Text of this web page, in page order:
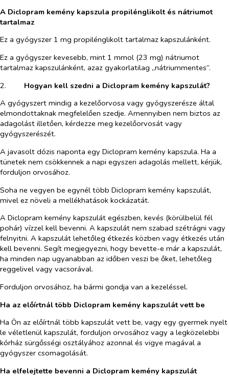
A Diclopram kemény kapszula propilénglikolt és nátriumot
tartalmaz
Ez a gyógyszer 1 mg propilénglikolt tartalmaz kapszulánként.
Ez a gyógyszer kevesebb, mint 1 mmol (23 mg) nátriumot
tartalmaz kapszulánként, azaz gyakorlatilag „nátriummentes”.
2.​
Hogyan kell szedni a Diclopram kemény kapszulát?
A gyógyszert mindig a kezelőorvosa vagy gyógyszerésze által
elmondottaknak megfelelően szedje. Amennyiben nem biztos az
adagolást illetően, kérdezze meg kezelőorvosát vagy
gyógyszerészét.
A javasolt dózis naponta egy Diclopram kemény kapszula. Ha a
tünetek nem csökkennek a napi egyszeri adagolás mellett, kérjük,
forduljon orvosához.
Soha ne vegyen be egynél több Diclopram kemény kapszulát,
mivel ez növeli a mellékhatások kockázatát.
A Diclopram kemény kapszulát egészben, kevés (körülbelül fél
pohár) vízzel kell bevenni. A kapszulát nem szabad szétrágni vagy
felnyitni. A kapszulát lehetőleg étkezés közben vagy étkezés után
kell bevenni. Segít megjegyezni, hogy bevette-e már a kapszulát,
ha minden nap ugyanabban az időben veszi be őket, lehetőleg
reggelivel vagy vacsorával.
Forduljon orvosához, ha bármi gondja van a kezeléssel.
Ha az előírtnál több Diclopram kemény kapszulát vett be
Ha Ön az előírtnál több kapszulát vett be, vagy egy gyermek nyelt
le véletlenül kapszulát, forduljon orvosához vagy a legközelebbi
kórház sürgősségi osztályához azonnal és vigye magával a
gyógyszer csomagolását.
Ha elfelejtette bevenni a Diclopram kemény kapszulát